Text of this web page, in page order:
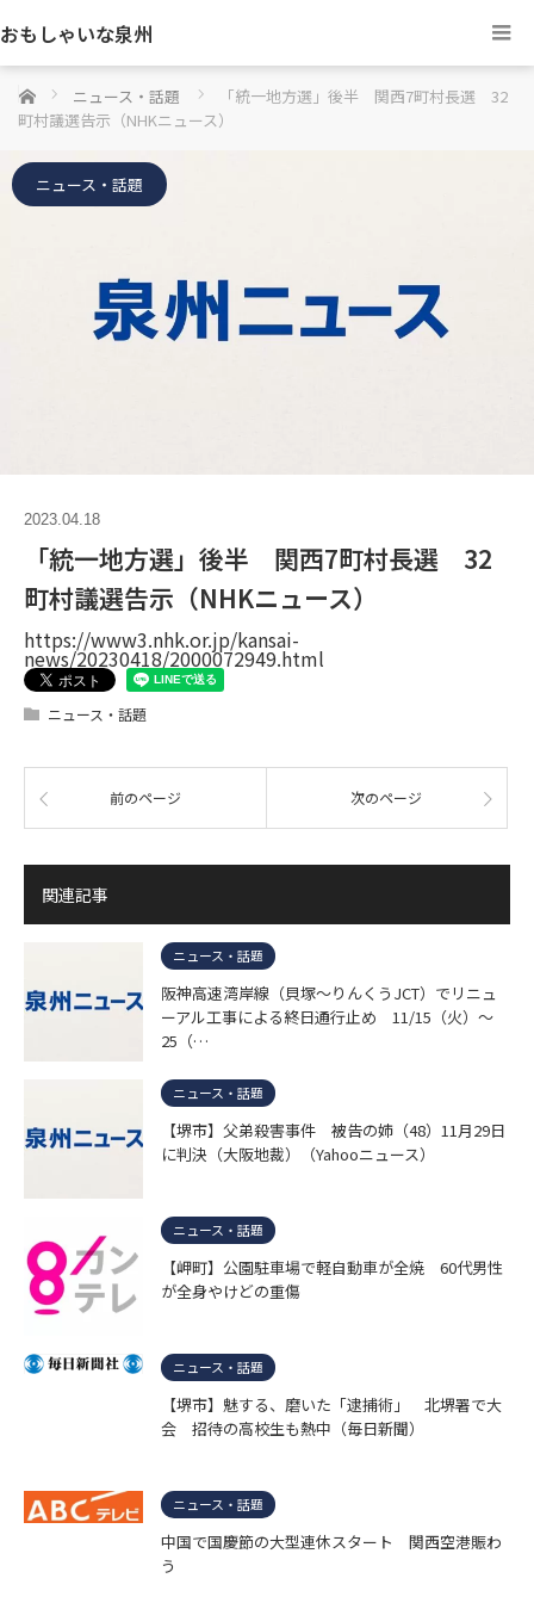
おもしゃいな泉州
ホーム ニュース・話題
「統一地方選」後半 関西7町村長選 32
町村議選告示（NHKニュース）
ニュース・話題
2023.04.18
「統一地方選」後半 関西7町村長選 32
町村議選告示（NHKニュース）
https://www3.nhk.or.jp/kansai-
news/20230418/2000072949.html
ニュース・話題
前のページ 次のページ
関連記事
ニュース・話題
阪神高速湾岸線（貝塚～りんくうJCT）でリニュ
ーアル工事による終日通行止め 11/15（火）～
25（…
ニュース・話題
【堺市】父弟殺害事件 被告の姉（48）11月29日
に判決（大阪地裁）（Yahooニュース）
ニュース・話題
【岬町】公園駐車場で軽自動車が全焼 60代男性
が全身やけどの重傷
ニュース・話題
【堺市】魅する、磨いた「逮捕術」 北堺署で大
会 招待の高校生も熱中（毎日新聞）
ニュース・話題
中国で国慶節の大型連休スタート 関西空港賑わ
う